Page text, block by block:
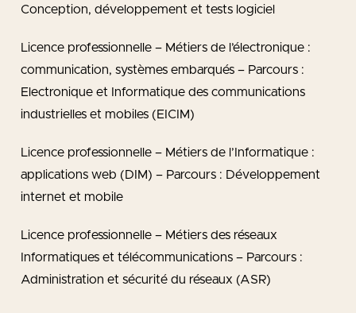
Conception, développement et tests logiciel
Licence professionnelle – Métiers de l’électronique :
communication, systèmes embarqués – Parcours :
Electronique et Informatique des communications
industrielles et mobiles (EICIM)
Licence professionnelle – Métiers de l’Informatique :
applications web (DIM) – Parcours : Développement
internet et mobile
Licence professionnelle – Métiers des réseaux
Informatiques et télécommunications – Parcours :
Administration et sécurité du réseaux (ASR)